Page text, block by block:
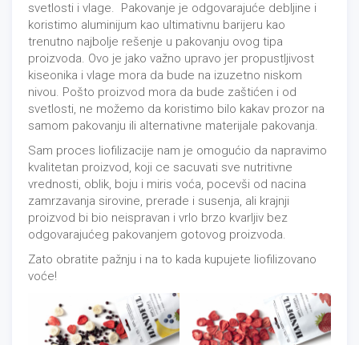
svetlosti i vlage. Pakovanje je odgovarajuće debljine i
koristimo aluminijum kao ultimativnu barijeru kao
trenutno najbolje rešenje u pakovanju ovog tipa
proizvoda. Ovo je jako važno upravo jer propustljivost
kiseonika i vlage mora da bude na izuzetno niskom
nivou. Pošto proizvod mora da bude zaštićen i od
svetlosti, ne možemo da koristimo bilo kakav prozor na
samom pakovanju ili alternativne materijale pakovanja.
Sam proces liofilizacije nam je omogućio da napravimo
kvalitetan proizvod, koji ce sacuvati sve nutritivne
vrednosti, oblik, boju i miris voća, pocevši od nacina
zamrzavanja sirovine, prerade i susenja, ali krajnji
proizvod bi bio neispravan i vrlo brzo kvarljiv bez
odgovarajućeg pakovanjem gotovog proizvoda.
Zato obratite pažnju i na to kada kupujete liofilizovano
voće!